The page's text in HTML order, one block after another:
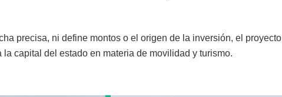
precisa, ni define montos o el origen de la inversión, el proyecto
capital del estado en materia de movilidad y turismo.